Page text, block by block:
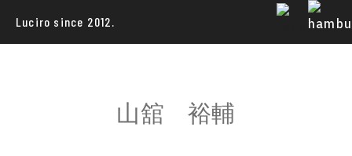
Luciro since 2012.
山舘 裕輔